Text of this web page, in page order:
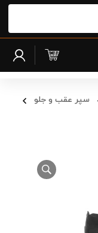
سپر عقب و جلو